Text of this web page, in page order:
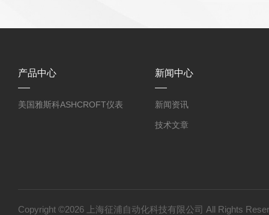
产品中心
美国雅斯科ASHCROFT仪表
新闻中心
新闻资讯
技术文章
Copyright ©2026 上海征浦自动化科技有限公司 All Rights